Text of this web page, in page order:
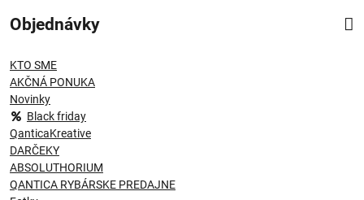
Objednávky
KTO SME
AKČNÁ PONUKA
Novinky
Black friday
QanticaKreative
DARČEKY
ABSOLUTHORIUM
QANTICA RYBÁRSKE PREDAJNE